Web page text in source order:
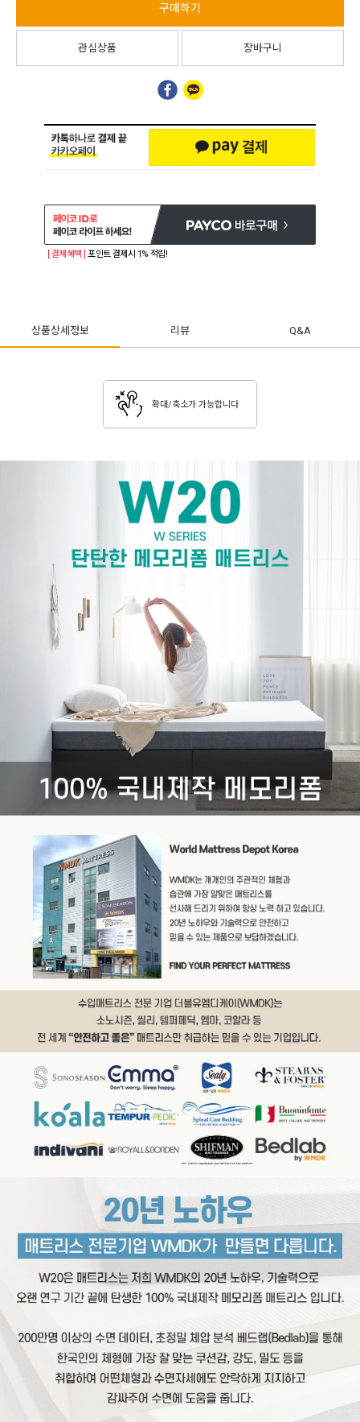
구매하기
관심상품 장바구니
페이코 ID로 페이코 라
[ 결제혜택 ]포인트 결제시 1% 적립!
상품상세정보 리뷰 Q&A
확대/축소가 가능합니다